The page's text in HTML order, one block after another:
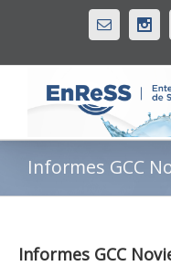
Email
Informes GCC
Informes GCC